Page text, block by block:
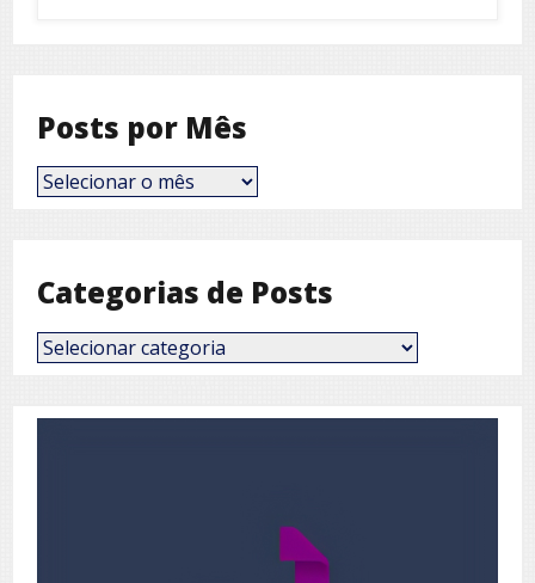
Posts por Mês
Posts
por
Categorias de Posts
Categorias
de